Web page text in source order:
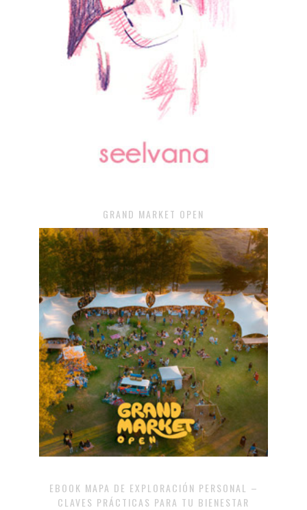
GRAND MARKET OPEN
EBOOK MAPA DE EXPLORACIÓN PERSONAL –
CLAVES PRÁCTICAS PARA TU BIENESTAR